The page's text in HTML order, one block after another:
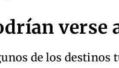
verse
de los destinos